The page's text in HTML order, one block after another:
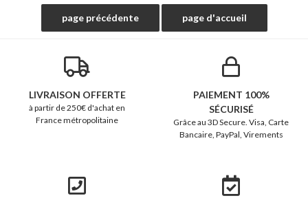
LIVRAISON OFFERTE
à partir de 250€ d'achat en
France métropolitaine
PAIEMENT 100%
SÉCURISÉ
Grâce au 3D Secure. Visa, Carte
Bancaire, PayPal, Virements